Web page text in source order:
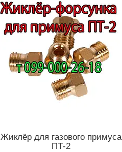
Жиклёр для газового примуса
ПТ-2